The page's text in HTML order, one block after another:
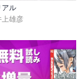
アル
上雄彦